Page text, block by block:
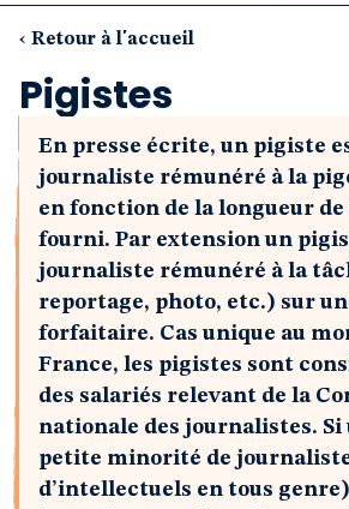
Nos propositions
Boutique
‹ Retour à l'accueil
Pigistes
En presse écrite, un pigiste
journaliste rémunéré à la
en fonction de la longueur de
fourni. Par extension un
journaliste rémunéré à la
reportage, photo, etc.) sur
forfaitaire. Cas unique au
France, les pigistes sont
des salariés relevant de la
nationale des journalistes. Si
petite minorité de
d’intellectuels en tous genre)